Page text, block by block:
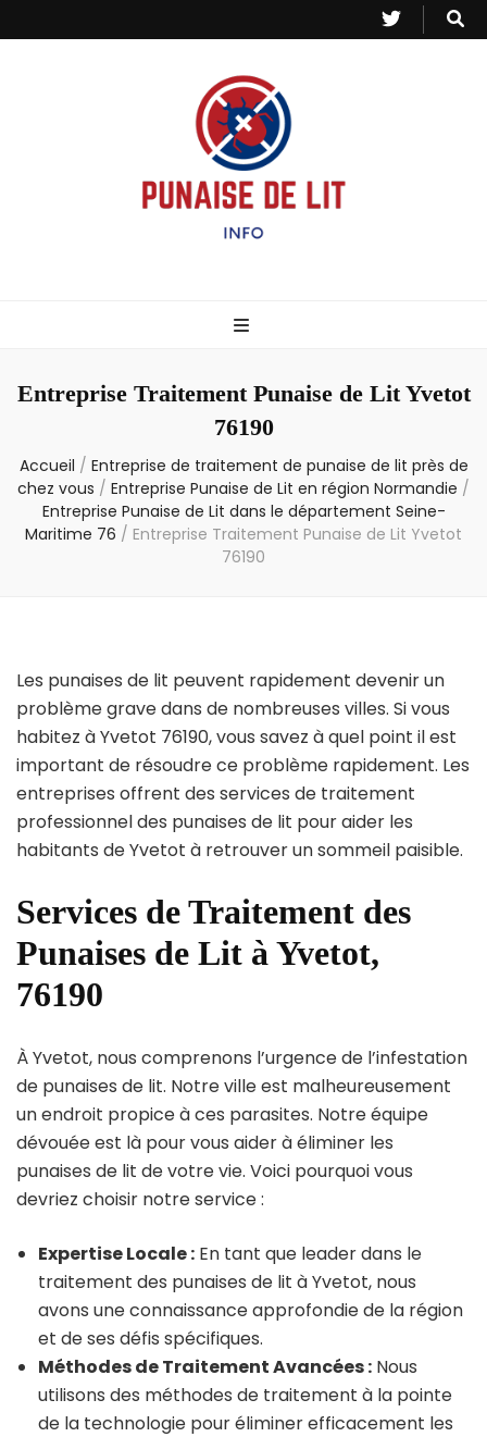
– Info
Entreprise Traitement Punaise de Lit Yvetot
76190
Accueil / Entreprise de traitement de punaise de lit près de
chez vous / Entreprise Punaise de Lit en région Normandie /
Entreprise Punaise de Lit dans le département Seine-
Maritime 76 / Entreprise Traitement Punaise de Lit Yvetot
76190
Les punaises de lit peuvent rapidement devenir un
problème grave dans de nombreuses villes. Si vous
habitez à Yvetot 76190, vous savez à quel point il est
important de résoudre ce problème rapidement. Les
entreprises offrent des services de traitement
professionnel des punaises de lit pour aider les
habitants de Yvetot à retrouver un sommeil paisible.
Services de Traitement des
Punaises de Lit à Yvetot,
76190
À Yvetot, nous comprenons l’urgence de l’infestation
de punaises de lit. Notre ville est malheureusement
un endroit propice à ces parasites. Notre équipe
dévouée est là pour vous aider à éliminer les
punaises de lit de votre vie. Voici pourquoi vous
devriez choisir notre service :
Expertise Locale : En tant que leader dans le
traitement des punaises de lit à Yvetot, nous
avons une connaissance approfondie de la région
et de ses défis spécifiques.
Méthodes de Traitement Avancées : Nous
utilisons des méthodes de traitement à la pointe
de la technologie pour éliminer efficacement les